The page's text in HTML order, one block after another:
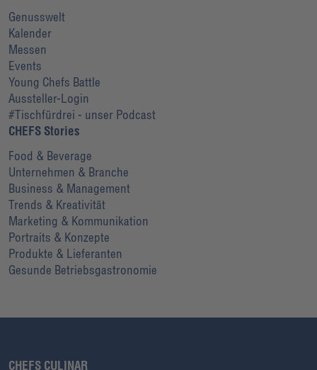
Genusswelt
Kalender
Messen
Events
Young Chefs Battle
Aussteller-Login
#Tischfürdrei - unser Podcast
CHEFS Stories
Food & Beverage
Unternehmen & Branche
Business & Management
Trends & Kreativität
Marketing & Kommunikation
Portraits & Konzepte
Produkte & Lieferanten
Gesunde Betriebsgastronomie
CHEFS CULINAR